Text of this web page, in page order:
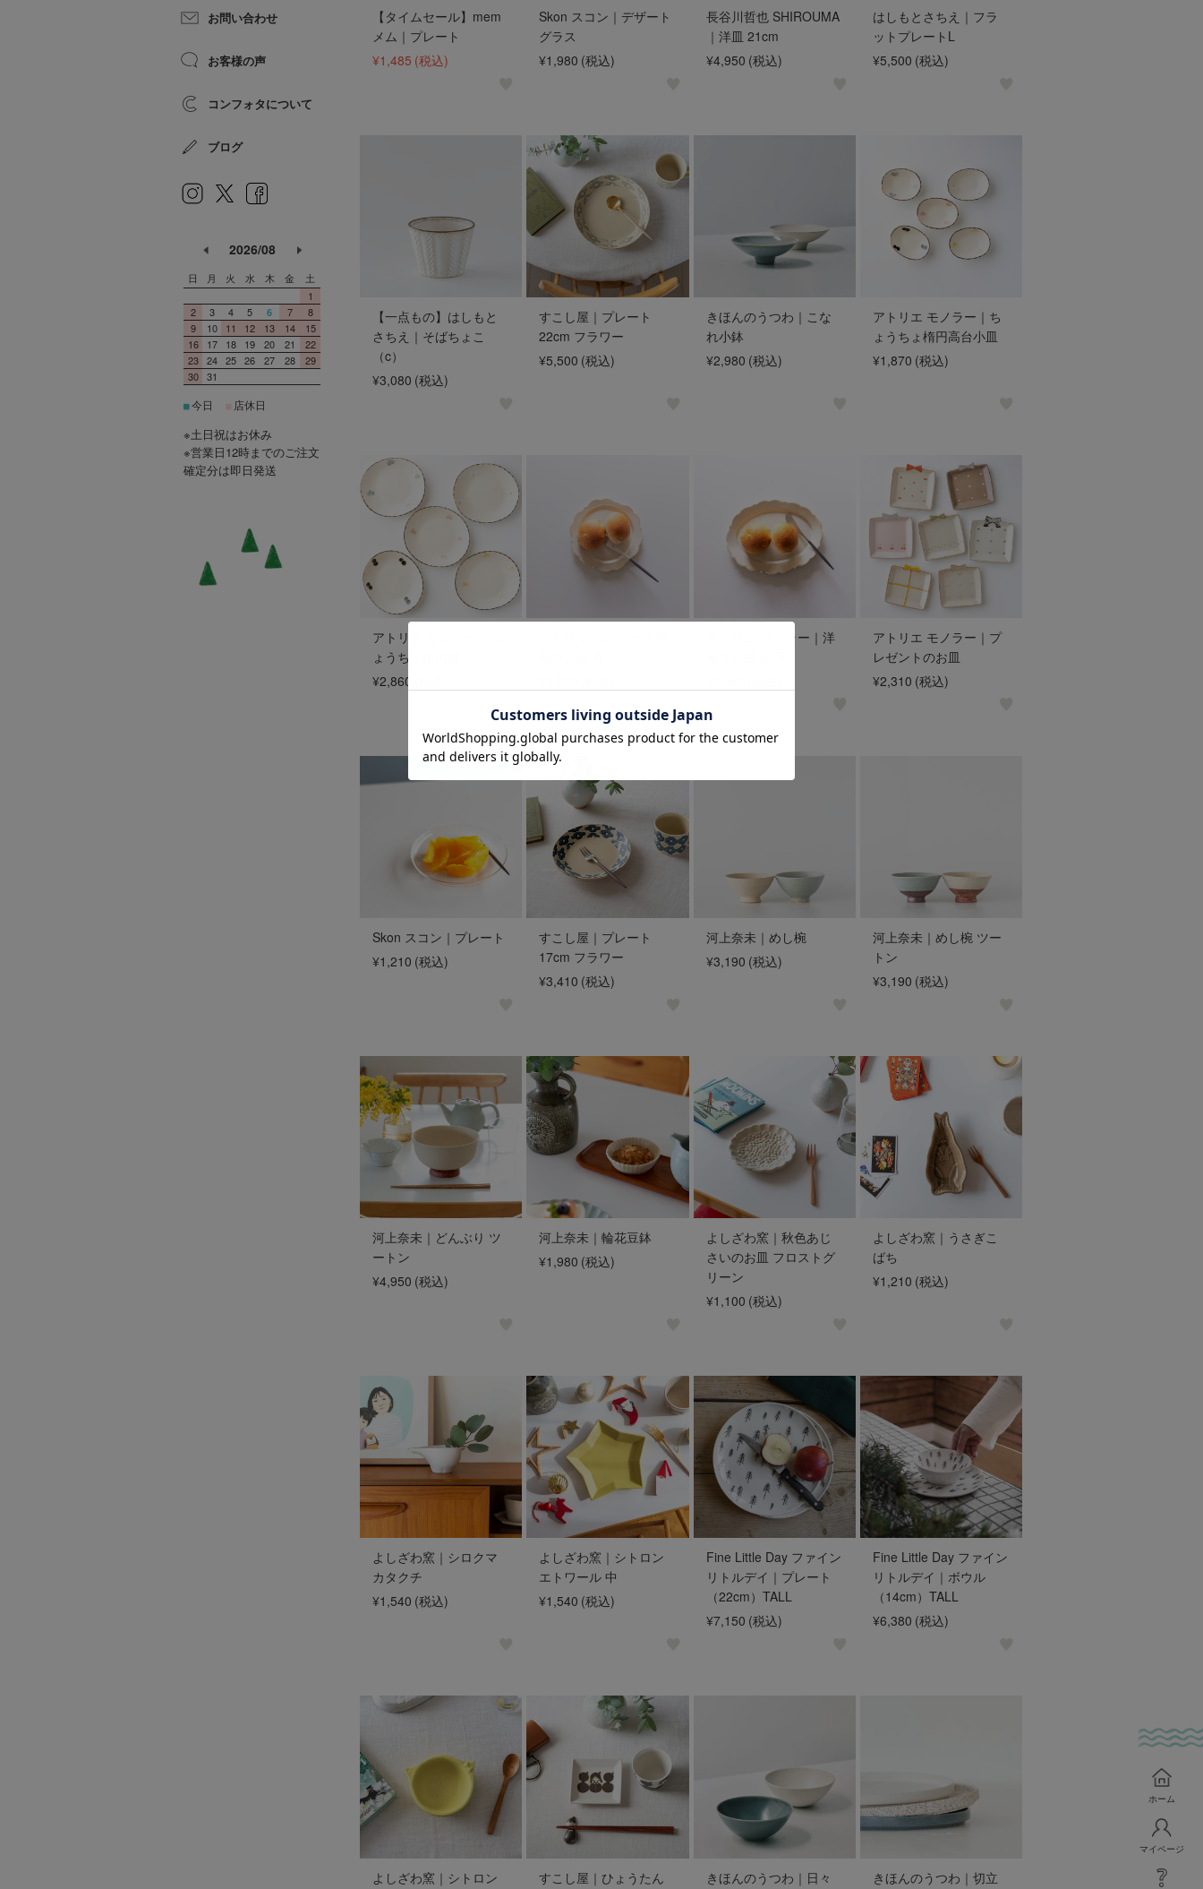
ホーム
マイページ
【タイムセール】mem
メム｜プレート
¥1,485 (税込)
Skon スコン｜デザート
グラス
¥1,980 (税込)
長谷川哲也 SHIROUMA
｜洋皿 21cm
¥4,950 (税込)
はしもとさちえ｜フラ
ットプレートL
¥5,500 (税込)
【一点もの】はしもと
さちえ｜そばちょこ
（c）
¥3,080 (税込)
すこし屋｜プレート
22cm フラワー
¥5,500 (税込)
きほんのうつわ｜こな
れ小鉢
¥2,980 (税込)
アトリエ モノラー｜ち
ょうちょ楕円高台小皿
¥1,870 (税込)
アトリエ モノラー｜ち
ょうちょ楕円皿
¥2,860
アトリエ モノラー｜洋
アトリエ モノラー｜プ
レゼントのお皿
¥2,310 (税込)
Skon スコン｜プレート
¥1,210 (税込)
すこし屋｜プレート
17cm フラワー
¥3,410 (税込)
河上奈未｜めし椀
¥3,190 (税込)
河上奈未｜めし椀 ツー
トン
¥3,190 (税込)
河上奈未｜どんぶり ツ
ートン
¥4,950 (税込)
河上奈未｜輪花豆鉢
¥1,980 (税込)
よしざわ窯｜秋色あじ
さいのお皿 フロストグ
リーン
¥1,100 (税込)
よしざわ窯｜うさぎこ
ばち
¥1,210 (税込)
よしざわ窯｜シロクマ
カタクチ
¥1,540 (税込)
よしざわ窯｜シトロン
エトワール 中
¥1,540 (税込)
Fine Little Day ファイン
リトルデイ｜プレート
（22cm）TALL
¥7,150 (税込)
Fine Little Day ファイン
リトルデイ｜ボウル
（14cm）TALL
¥6,380 (税込)
よしざわ窯｜シトロン
すこし屋｜ひょうたん
きほんのうつわ｜日々
きほんのうつわ｜切立
お問い合わせ
お客様の声
コンフォタについて
ブログ
2026/08
日 月 火 水 木 金
土
1
2
3 4 5 6 7
8
9
10 11 12 13 14
15
16
17 18 19 20 21
22
23 24 25 26 27 28
29
30 31
■今日 店休日
※土日祝はお休み
※営業日12時までのご注文
確定分は即日発送